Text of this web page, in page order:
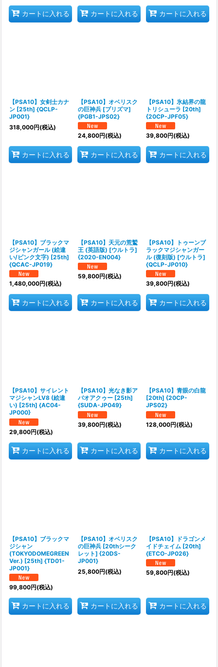
カートに入れる カートに入れる カートに入れる
【PSA10】女剣士カナ
ン [25th] {QCLP-
JP001}
318,000円(税込)
カートに入れる
【PSA10】オベリスク
の巨神兵 [プリズマ]
{PGB1-JPS02}
24,800円(税込)
カートに入れる
【PSA10】氷結界の龍
トリシューラ [20th]
{20CP-JPF05}
39,800円(税込)
カートに入れる
【PSA10】ブラックマ
ジシャンガール (絵違
い/ピンク文字) [25th]
{QCAC-JP019}
1,480,000円(税込)
カートに入れる
【PSA10】天元の荒鷲
王 (英語版) [ウルトラ]
{2020-EN004}
59,800円(税込)
カートに入れる
【PSA10】トゥーンブ
ラックマジシャンガー
ル (復刻版) [ウルトラ]
{QCLP-JP010}
39,800円(税込)
カートに入れる
【PSA10】サイレント
マジシャンLV8 (絵違
い) [25th] {AC04-
JP000}
29,800円(税込)
カートに入れる
【PSA10】光なき影ア
バオアクゥー [25th]
{SUDA-JP049}
39,800円(税込)
カートに入れる
【PSA10】青眼の白龍
[20th] {20CP-
JPS02}
128,000円(税込)
カートに入れる
【PSA10】ブラックマ
ジシャン
(TOKYODOMEGREEN
Ver.) [25th] {TD01-
JP001}
99,800円(税込)
カートに入れる
【PSA10】オベリスク
の巨神兵 [20thシーク
レット] {20DS-
JP001}
25,800円(税込)
カートに入れる
【PSA10】ドラゴンメ
イドチェイム [20th]
{ETCO-JP026}
59,800円(税込)
カートに入れる